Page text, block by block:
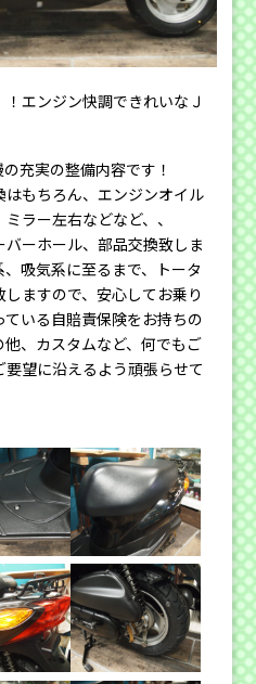
エンジン快調できれいなＪ
充実の整備内容です！
もちろん、エンジンオイル
ラー左右などなど、、
ーホール、部品交換致しま
吸気系に至るまで、トータ
ますので、安心してお乗り
いる自賠責保険をお持ちの
、カスタムなど、何でもご
望に沿えるよう頑張らせて